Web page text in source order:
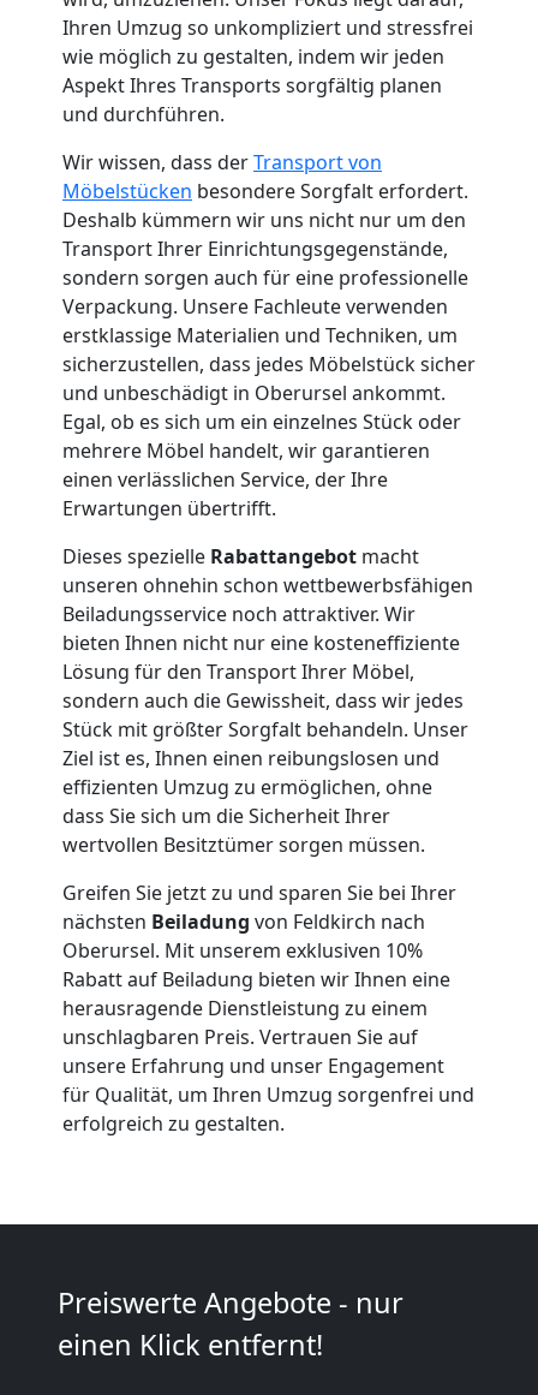
Ihren Umzug so unkompliziert und stressfrei
wie möglich zu gestalten, indem wir jeden
Aspekt Ihres Transports sorgfältig planen
und durchführen.
Wir wissen, dass derTransport von
Möbelstücken besondere Sorgfalt erfordert.
Deshalb kümmern wir uns nicht nur um den
Transport Ihrer Einrichtungsgegenstände,
sondern sorgen auch für eine professionelle
Verpackung. Unsere Fachleute verwenden
erstklassige Materialien und Techniken, um
sicherzustellen, dass jedes Möbelstück sicher
und unbeschädigt in Oberursel ankommt.
Egal, ob es sich um ein einzelnes Stück oder
mehrere Möbel handelt, wir garantieren
einen verlässlichen Service, der Ihre
Erwartungen übertrifft.
Dieses spezielle Rabattangebot macht
unseren ohnehin schon wettbewerbsfähigen
Beiladungsservice noch attraktiver. Wir
bieten Ihnen nicht nur eine kosteneffiziente
Lösung für den Transport Ihrer Möbel,
sondern auch die Gewissheit, dass wir jedes
Stück mit größter Sorgfalt behandeln. Unser
Ziel ist es, Ihnen einen reibungslosen und
effizienten Umzug zu ermöglichen, ohne
dass Sie sich um die Sicherheit Ihrer
wertvollen Besitztümer sorgen müssen.
Greifen Sie jetzt zu und sparen Sie bei Ihrer
nächsten Beiladung von Feldkirch nach
Oberursel. Mit unserem exklusiven 10%
Rabatt auf Beiladung bieten wir Ihnen eine
herausragende Dienstleistung zu einem
unschlagbaren Preis. Vertrauen Sie auf
unsere Erfahrung und unser Engagement
für Qualität, um Ihren Umzug sorgenfrei und
erfolgreich zu gestalten.
Preiswerte Angebote - nur
einen Klick entfernt!
Küchenumzug
Feldkirch
Umzug
und
Lagerung
Feldkirch
Full-
Service-
Umzug
Feldkirch
Qualitäts-
Umzüge
Feldkirch
Vereinsumzug
Feldkirch
Anfrage
National
Möbeltransport